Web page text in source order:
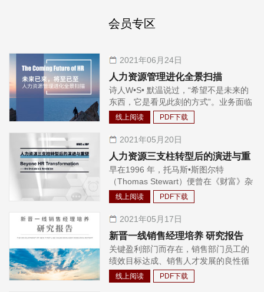
测评工具。
会员专区
2021年06月24日
人力资源管理进化全景扫描
诗人W•S• 默温说过，“希望不是未来的
东西，它是看见此刻的方式”。业务面临
着商业环境的不确定性、数字化带来的
冲击，人力资源在支持业务的过程中，
也在不断地进化自身，更好地助力组织
和业务的发展。从人力资源的架构来
看，人事部到人力资源六大模块，再到
HR 三支柱模型，发展至今先驱企业已
经进入了后三支柱时代。架构的进化源
于工作方式的进化，人力资源的工作方
域发生了变化？ 在过去的很多年中，我
们采访了几百家企业，结合过往的积累
沉淀，IBM与Joshbersin Academy
《Accelerating the journey to HR
3.0》研究报告，最终聚焦了八个领域，
有从全局视角出发的：人力资源工作定
线上阅读 PDF下载
2021年05月20日
人力资源三支柱转型后的演进与重
塑
早在1996 年，托马斯•斯图尔特
（Thomas Stewart）便曾在《财富》杂
志上提出“炸掉人力资源部”，直至2014
年，管理咨询领域的巨头拉姆•查兰
（Lahm Charan）发出了“分拆人力资
源部”的呼声。长久以来，这些声音都广
泛地引起了外界对传统人力资源管理所
存在的问题的思考，如：HR 难以为战
略制定提供有价值的洞察、HR 与业务
体系脱节、HR 陷于事务性工作等。
线上阅读 PDF下载
2021年05月17日
新晋一线销售经理培养 研究报告
关键盈利部门而存在，销售部门员工的
绩效目标达成、销售人才发展的良性循
环，都是这些企业孜孜不倦的追求。特
别是2020 年伊始，一场席卷中国、全
线上阅读 PDF下载